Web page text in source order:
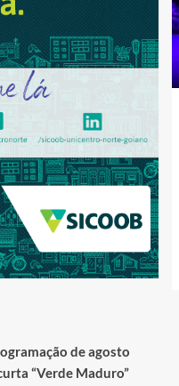
de agosto
“Verde Maduro”